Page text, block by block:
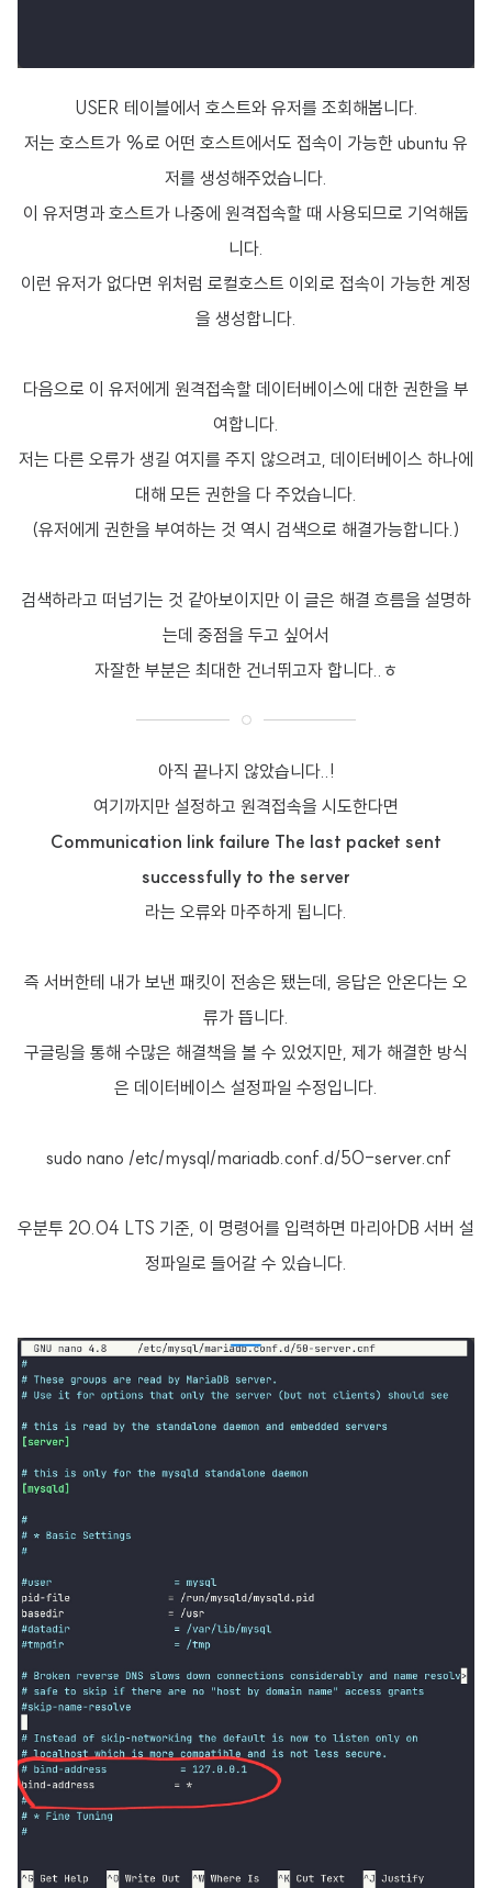
USER 테이블에서 호스트와 유저를 조회해봅니다.
저는 호스트가 %로 어떤 호스트에서도 접속이 가능한 ubuntu 유
저를 생성해주었습니다.
이 유저명과 호스트가 나중에 원격접속할 때 사용되므로 기억해둡
니다.
이런 유저가 없다면 위처럼 로컬호스트 이외로 접속이 가능한 계정
을 생성합니다.
다음으로 이 유저에게 원격접속할 데이터베이스에 대한 권한을 부
여합니다.
저는 다른 오류가 생길 여지를 주지 않으려고, 데이터베이스 하나에
대해 모든 권한을 다 주었습니다.
(유저에게 권한을 부여하는 것 역시 검색으로 해결가능합니다.)
검색하라고 떠넘기는 것 같아보이지만 이 글은 해결 흐름을 설명하
는데 중점을 두고 싶어서
자잘한 부분은 최대한 건너뛰고자 합니다..ㅎ
아직 끝나지 않았습니다..!
여기까지만 설정하고 원격접속을 시도한다면
Communication link failure The last packet sent
successfully to the server
라는 오류와 마주하게 됩니다.
즉 서버한테 내가 보낸 패킷이 전송은 됐는데, 응답은 안온다는 오
류가 뜹니다.
구글링을 통해 수많은 해결책을 볼 수 있었지만, 제가 해결한 방식
은 데이터베이스 설정파일 수정입니다.
sudo nano /etc/mysql/mariadb.conf.d/50-server.cnf
우분투 20.04 LTS 기준, 이 명령어를 입력하면 마리아DB 서버 설
정파일로 들어갈 수 있습니다.